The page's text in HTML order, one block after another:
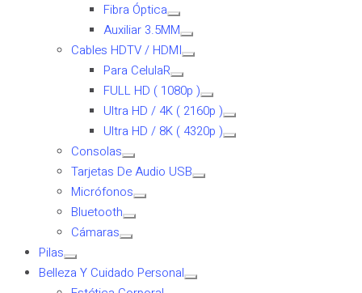
Fibra Óptica
Auxiliar 3.5MM
Cables HDTV / HDMI
Para CelulaR
FULL HD ( 1080p )
Ultra HD / 4K ( 2160p )
Ultra HD / 8K ( 4320p )
Consolas
Tarjetas De Audio USB
Micrófonos
Bluetooth
Cámaras
Pilas
Belleza Y Cuidado Personal